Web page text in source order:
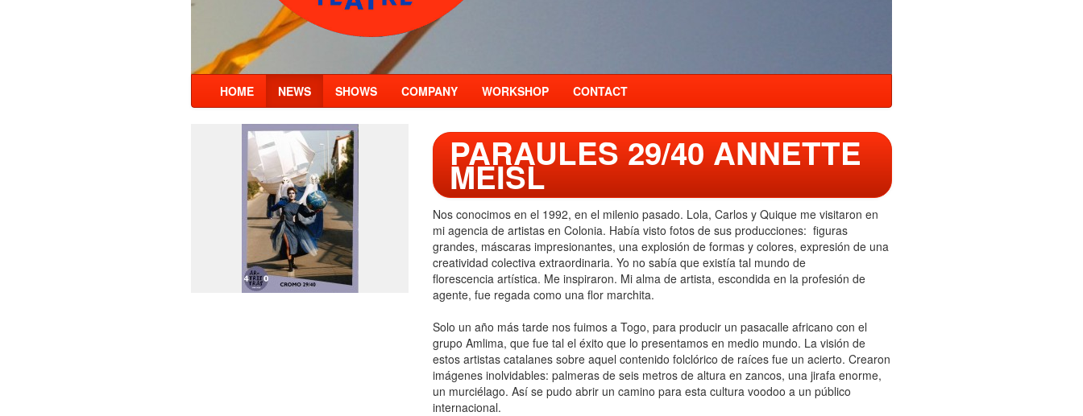
HOME NEWS SHOWS COMPANY WORKSHOP CONTACT
PARAULES 29/40 ANNETTE
MEISL
Nos conocimos en el 1992, en el milenio pasado. Lola, Carlos y Quique me visitaron en
mi agencia de artistas en Colonia. Había visto fotos de sus producciones: figuras
grandes, máscaras impresionantes, una explosión de formas y colores, expresión de una
creatividad colectiva extraordinaria. Yo no sabía que existía tal mundo de
florescencia artística. Me inspiraron. Mi alma de artista, escondida en la profesión de
agente, fue regada como una flor marchita.
Solo un año más tarde nos fuimos a Togo, para producir un pasacalle africano con el
grupo Amlima, que fue tal el éxito que lo presentamos en medio mundo. La visión de
estos artistas catalanes sobre aquel contenido folclórico de raíces fue un acierto. Crearon
imágenes inolvidables: palmeras de seis metros de altura en zancos, una jirafa enorme,
un murciélago. Así se pudo abrir un camino para esta cultura voodoo a un público
internacional.